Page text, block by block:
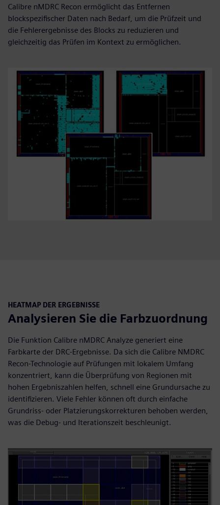
Calibre nMDRC Recon ermöglicht das Entfernen
blockspezifischer Daten nach Bedarf, um die Prüfzeit und
die Fehlerergebnisse des Blocks zu reduzieren und
gleichzeitig das Prüfen im Kontext zu ermöglichen.
HEATMAP DER ERGEBNISSE
Analysieren Sie die Farbzuordnung
Die Funktion Calibre nMDRC Analyze generiert eine
Farbkarte der DRC-Ergebnisse. Da sich die Calibre NMDRC
Recon-Technologie auf Prüfungen mit lokalem Umfang
konzentriert, kann die Überprüfung von Regionen mit
hohen Ergebniszahlen helfen, schnell eine Grundursache zu
identifizieren. Viele Fehler können oft durch einfache
Grundriss- oder Platzierungskorrekturen behoben werden,
was die Debug- und Iterationszeit beschleunigt.